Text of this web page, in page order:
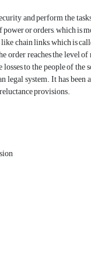
and perform the
or orders, which is
chain links, which is
reaches the level
to the people of
system. It has
provisions.